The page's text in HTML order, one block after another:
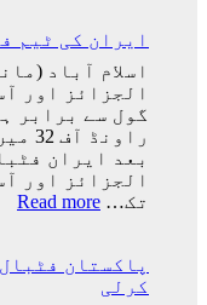
ایران کی ٹیم
اسلام آباد
الجزائز اور
گول سے برابر
بعد ایران
تک… Read more
:
پاکستان
کرلی